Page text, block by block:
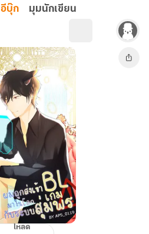
อีบุ๊ก มุมนักเขียน
โหลด